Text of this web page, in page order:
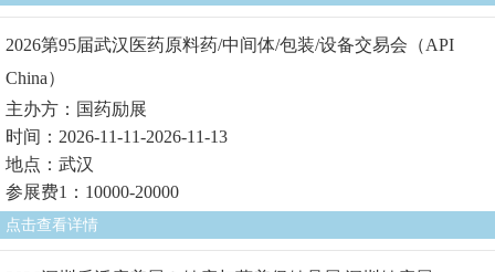
2026第95届武汉医药原料药/中间体/包装/设备交易会（API
China）
主办方：国药励展
时间：2026-11-11-2026-11-13
地点：武汉
参展费1：10000-20000
点击查看详情